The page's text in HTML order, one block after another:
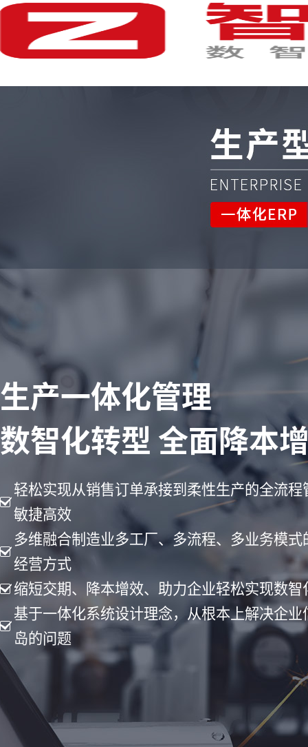
生产一体化管理
数智化转型 全面降本
轻松实现从销售订单承接到柔性生产的全流程
敏捷高效
多维融合制造业多工厂、多流程、多业务模式
经营方式
缩短交期、降本增效、助力企业轻松实现数智
基于一体化系统设计理念，从根本上解决企业
岛的问题